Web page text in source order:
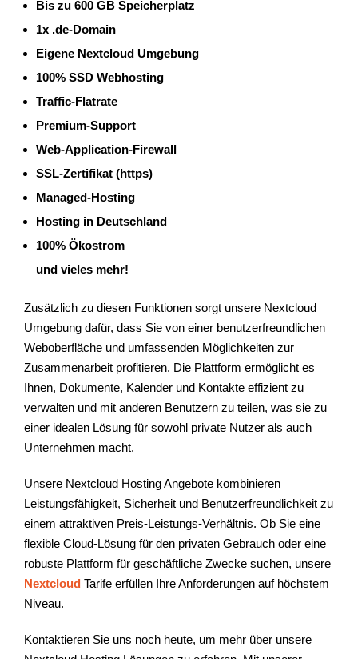
Bis zu 600 GB Speicherplatz
1x .de-Domain
Eigene Nextcloud Umgebung
100% SSD Webhosting
Traffic-Flatrate
Premium-Support
Web-Application-Firewall
SSL-Zertifikat (https)
Managed-Hosting
Hosting in Deutschland
100% Ökostrom
und vieles mehr!
Zusätzlich zu diesen Funktionen sorgt unsere Nextcloud
Umgebung dafür, dass Sie von einer benutzerfreundlichen
Weboberfläche und umfassenden Möglichkeiten zur
Zusammenarbeit profitieren. Die Plattform ermöglicht es
Ihnen, Dokumente, Kalender und Kontakte effizient zu
verwalten und mit anderen Benutzern zu teilen, was sie zu
einer idealen Lösung für sowohl private Nutzer als auch
Unternehmen macht.
Unsere Nextcloud Hosting Angebote kombinieren
Leistungsfähigkeit, Sicherheit und Benutzerfreundlichkeit zu
einem attraktiven Preis-Leistungs-Verhältnis. Ob Sie eine
flexible Cloud-Lösung für den privaten Gebrauch oder eine
robuste Plattform für geschäftliche Zwecke suchen, unsere
Nextcloud Tarife erfüllen Ihre Anforderungen auf höchstem
Niveau.
Kontaktieren Sie uns noch heute, um mehr über unsere